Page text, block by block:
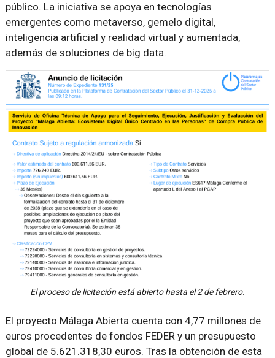
público. La iniciativa se apoya en tecnologías
emergentes como metaverso, gemelo digital,
inteligencia artificial y realidad virtual y aumentada,
además de soluciones de big data.
El proceso de licitación está abierto hasta el 2 de febrero.
El proyecto Málaga Abierta cuenta con 4,77 millones de
euros procedentes de fondos FEDER y un presupuesto
global de 5.621.318,30 euros. Tras la obtención de esta